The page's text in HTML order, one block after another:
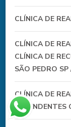
CLÍNICA DE
CLÍNICA DE
CLÍNICA DE
SÃO PEDRO
CLÍNICA DE
DEPENDENTES